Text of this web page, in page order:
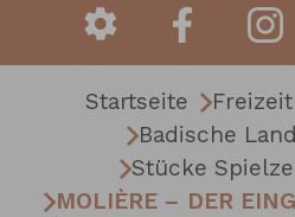
Startseite
Badische
Stücke
MOLIÈRE – DER